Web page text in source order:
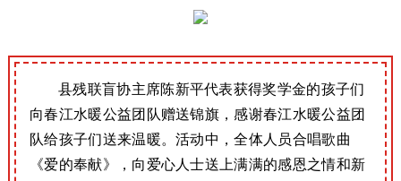
县残联盲协主席陈新平代表获得奖学金的孩子们
向春江水暖公益团队赠送锦旗，感谢春江水暖公益团
队给孩子们送来温暖。活动中，全体人员合唱歌曲
《爱的奉献》，向爱心人士送上满满的感恩之情和新